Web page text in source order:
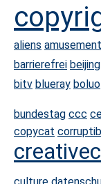
aliens
barrierefrei beijing
bitv blueray boluo
bundestag ccc
copycat